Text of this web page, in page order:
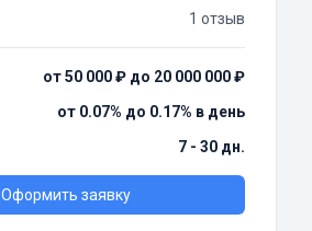
1 отзыв
от 50 000 ₽ до 20 000 000 ₽
от 0.07% до 0.17% в день
7 - 30 дн.
Оформить заявку